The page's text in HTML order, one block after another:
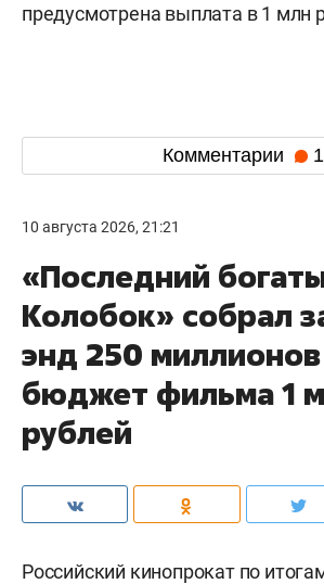
предусмотрена выплата в 1 млн
Комментарии 1
10 августа 2026, 21:21
«Последний
Колобок» собрал
энд 250
бюджет фильма 1
рублей
Российский кинопрокат по